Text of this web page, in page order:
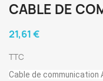
CABLE DE
21,61 €
TTC
Cable de communication